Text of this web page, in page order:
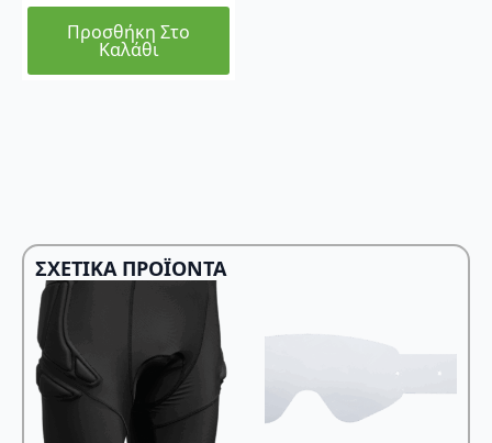
Προσθήκη Στο
Καλάθι
ΣΧΕΤΙΚΆ ΠΡΟΪΌΝΤΑ